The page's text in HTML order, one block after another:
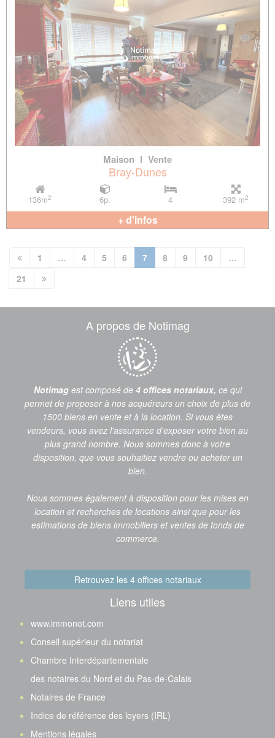
Maison l Vente
Bray-Dunes
136m2 6p. 4 392 m2
+ d'infos
1 … 4 5 6 7(current)
8 9 10
…
21
A propos de Notimag
Notimag est composé de 4 offices notariaux, ce qui
permet de proposer à nos acquéreurs un choix de plus de
1500 biens en vente et à la location. Si vous êtes
vendeurs, vous avez l'assurance d'exposer votre bien au
plus grand nombre. Nous sommes donc à votre
disposition, que vous souhaitiez vendre ou acheter un
bien.
Nous sommes également à disposition pour les mises en
location et recherches de locations ainsi que pour les
estimations de biens immobiliers et ventes de fonds de
commerce.
Retrouvez les 4 offices notariaux
Liens utiles
www.immonot.com
Conseil supérieur du notariat
Chambre Interdépartementale
des notaires du Nord et du Pas-de-Calais
Notaires de France
Indice de référence des loyers (IRL)
Mentions légales